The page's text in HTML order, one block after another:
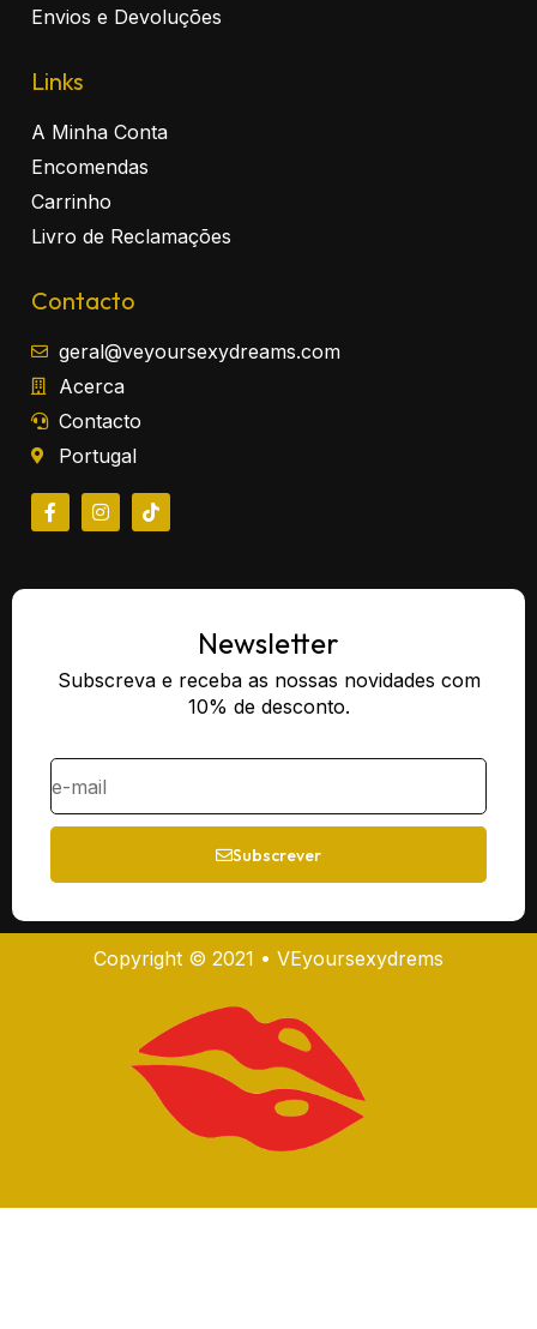
Envios e Devoluções
Links
A Minha Conta
Encomendas
Carrinho
Livro de Reclamações
Contacto
geral@veyoursexydreams.com
Acerca
Contacto
Portugal
Newsletter
Subscreva e receba as nossas novidades com
10% de desconto.
Subscrever
Copyright © 2021 • VEyoursexydrems